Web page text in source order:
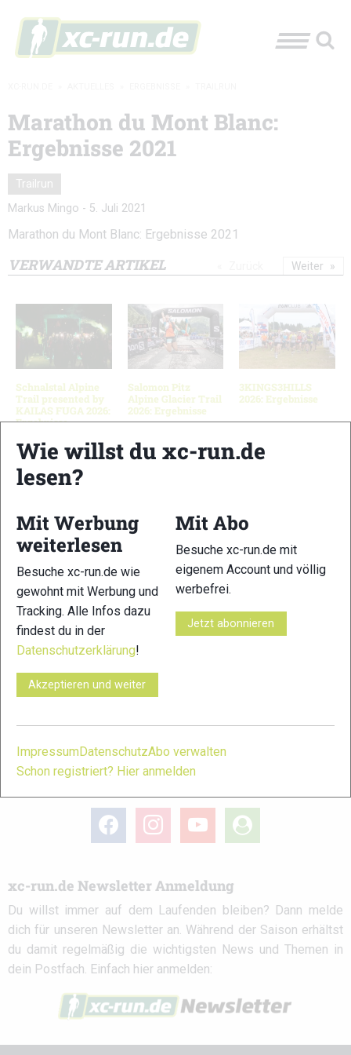
Marathon du Mont Blanc:
Ergebnisse 2021
Trailrun
Markus Mingo - 5. Juli 2021
Marathon du Mont Blanc: Ergebnisse 2021
VERWANDTE ARTIKEL
Schnalstal Alpine
Trail presented by
KAILAS FUGA 2026:
Ergebnisse
Salomon Pitz
Alpine Glacier Trail
2026: Ergebnisse
3KINGS3HILLS
2026: Ergebnisse
Weiter
Schreibe einen Kommentar
xc-run.de ist DAS deutschsprachige Trailrunning-Portal mit
aktuellen News aus der Szene, einer Traildatenbank,
Trailrunning-Community und allem was du sonst noch über
deine Lieblingssportart wissen solltest.
ObTrailrunning-Anfänger oder Profi-Sportler, wir haben
immer ein offenes Ohr für dich! Du kannst uns jederzeit über
facebook instagram youtube
user-
circle
xc-run.de Newsletter Anmeldung
Du willst immer auf dem Laufenden bleiben? Dann melde
dich für unseren Newsletter an. Während der Saison erhältst
du damit regelmäßig die wichtigsten News und Themen in
dein Postfach. Einfach hier anmelden:
Wie willst du xc-run.de
lesen?
Mit Werbung
weiterlesen
Besuche xc-run.de wie
gewohnt mit Werbung und
Tracking. Alle Infos dazu
findest du in der
Datenschutzerklärung!
Akzeptieren und weiter
Mit Abo
Besuche xc-run.de mit
eigenem Account und völlig
werbefrei.
Jetzt abonnieren
ImpressumDatenschutzAbo verwalten
Schon registriert? Hier anmelden